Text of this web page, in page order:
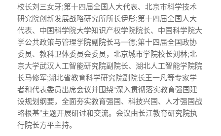
校长刘三女牙;第十四届全国人大代表、北京市科学技术
研究院创新发展战略研究所所长伊彤;第十四届全国人大
代表、中国科学院大学知识产权学院院长、中国科学院大
学公共政策与管理学院副院长马一德;第十四届全国政协
委员、教科卫体委员会委员，北京城市学院校长刘林;北
京大学武汉人工智能研究院副院长、湖北人工智能学院院
长马修军;湖北省教育科学研究院副院长王一凡等专家学
者和代表委员出席会议并围绕“深入贯彻落实教育强国建
设规划纲要，全面夯实教育强国、科技兴国、人才强国战
略根基”主题开展研讨和交流。会议由长江教育研究院执
行院长方平主持。